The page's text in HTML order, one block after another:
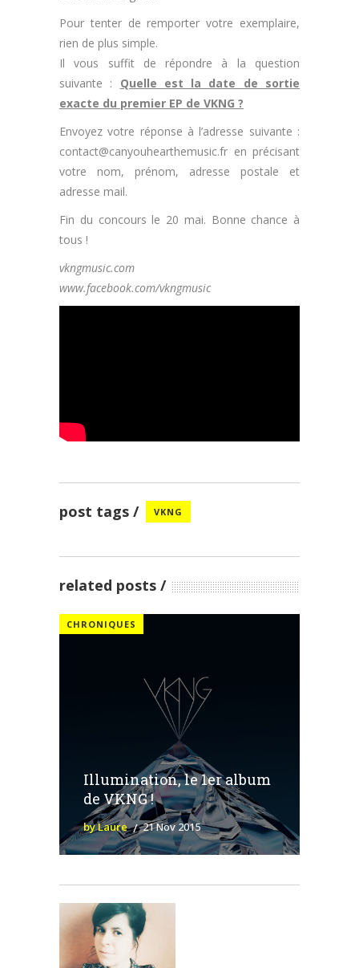
Pour tenter de remporter votre exemplaire,
rien de plus simple.
Il vous suffit de répondre à la question
suivante : Quelle est la date de sortie
exacte du premier EP de VKNG ?
Envoyez votre réponse à l’adresse suivante :
contact@canyouhearthemusic.fr en précisant
votre nom, prénom, adresse postale et
adresse mail.
Fin du concours le 20 mai. Bonne chance à
tous !
vkngmusic.com
www.facebook.com/vkngmusic
post tags VKNG
related posts
CHRONIQUES
Illumination, le 1er album
de VKNG !
by Laure 21 Nov 2015